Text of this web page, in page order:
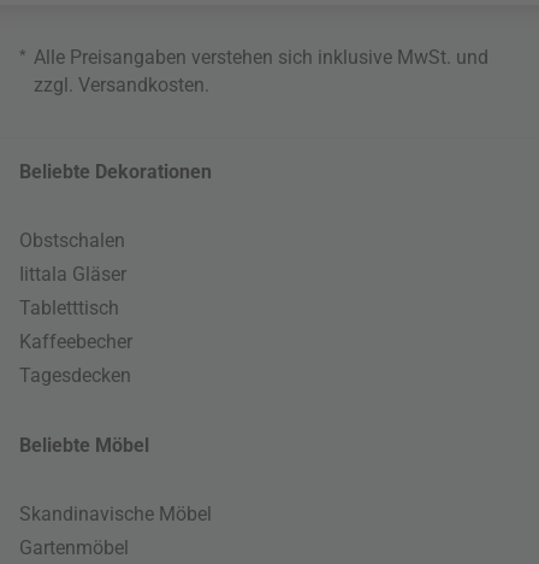
* Alle Preisangaben verstehen sich inklusive MwSt. und
zzgl. Versandkosten.
Beliebte Dekorationen
Obstschalen
Iittala Gläser
Tabletttisch
Kaffeebecher
Tagesdecken
Beliebte Möbel
Skandinavische Möbel
Gartenmöbel